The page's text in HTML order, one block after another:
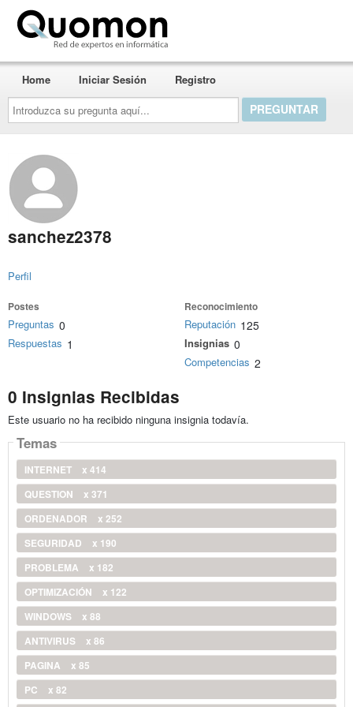
Introduzca
su
pregunta
aquí...
Home Iniciar Sesión Registro
sanchez2378
Perfil
Postes
Preguntas 0
Respuestas 1
Reconocimiento
Reputación 125
Insignias 0
Competencias 2
0 Insignias Recibidas
Este usuario no ha recibido ninguna insignia todavía.
Temas
INTERNET
x 414
QUESTION
x 371
ORDENADOR
x 252
SEGURIDAD
x 190
PROBLEMA
x 182
OPTIMIZACIÓN
x 122
WINDOWS
x 88
ANTIVIRUS
x 86
PAGINA
x 85
PC
x 82